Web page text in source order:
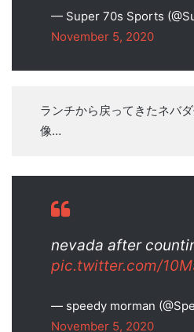
— Super 70s Sports
November 5, 2020
ランチから戻ってきたネバ
像…
nevada after
pic.twitter.com/
— speedy morman
November 5, 2020